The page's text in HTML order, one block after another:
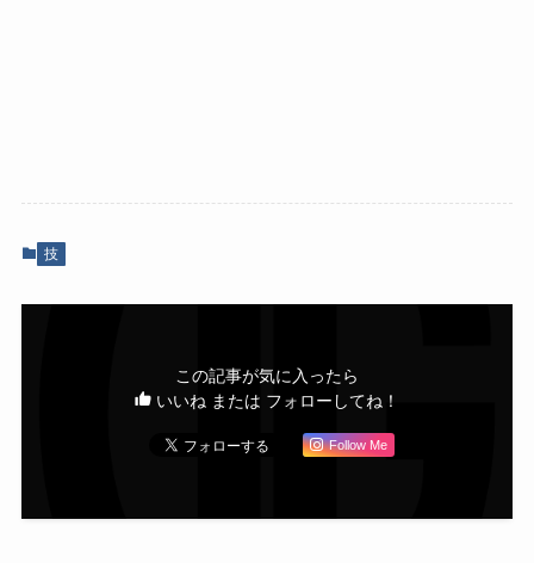
技
この記事が気に入ったら
いいね または フォローしてね！
Follow Me